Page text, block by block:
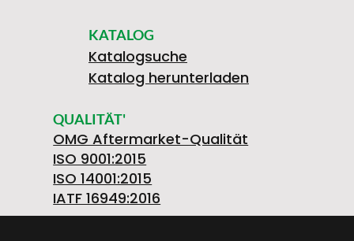
KATALOG
Katalogsuche
Katalog herunterladen
QUALITÄT'
OMG Aftermarket-Qualität
ISO 9001:2015
ISO 14001:2015
IATF 16949:2016